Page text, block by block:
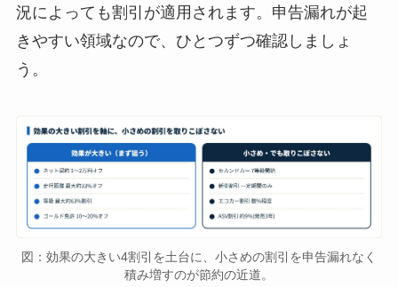
況によっても割引が適用されます。申告漏れが起
きやすい領域なので、ひとつずつ確認しましょ
う。
図：効果の大きい4割引を土台に、小さめの割引を申告漏れなく
積み増すのが節約の近道。